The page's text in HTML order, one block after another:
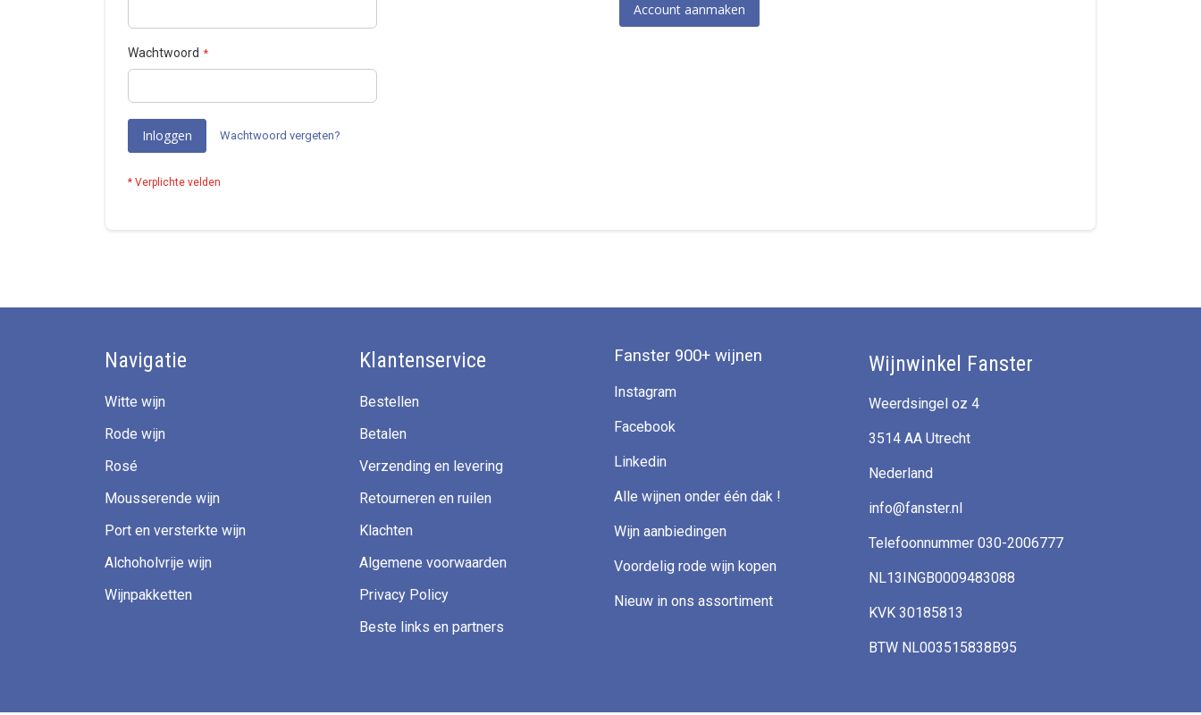
Wachtwoord
Inloggen Wachtwoord vergeten?
Account aanmaken
Navigatie
Witte wijn
Rode wijn
Rosé
Mousserende wijn
Port en versterkte wijn
Alchoholvrije wijn
Wijnpakketten
Klantenservice
Bestellen
Betalen
Verzending en levering
Retourneren en ruilen
Klachten
Algemene voorwaarden
Privacy Policy
Beste links en partners
Fanster 900+ wijnen
Instagram
Facebook
Linkedin
Alle wijnen onder één dak !
Wijn aanbiedingen
Voordelig rode wijn kopen
Nieuw in ons assortiment
Wijnwinkel Fanster
Weerdsingel oz 4
3514 AA Utrecht
Nederland
info@fanster.nl
Telefoonnummer 030-2006777
NL13INGB0009483088
KVK 30185813
BTW NL003515838B95